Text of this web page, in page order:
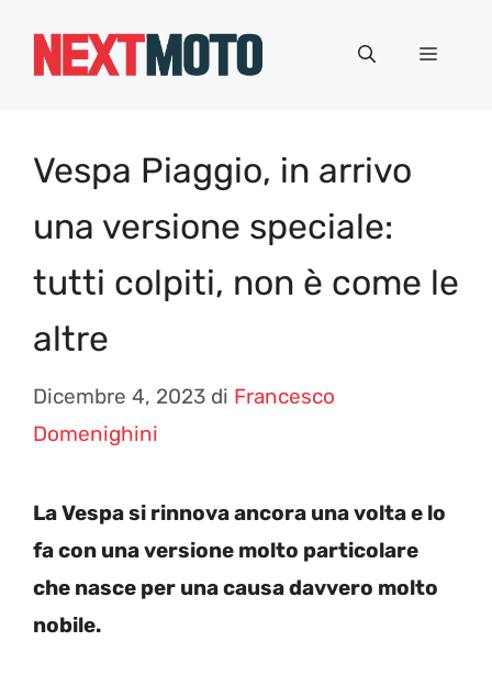
Menu
Vespa Piaggio, in arrivo
una versione speciale:
tutti colpiti, non è come le
altre
Dicembre 4, 2023 di Francesco
Domenighini
La Vespa si rinnova ancora una volta e lo
fa con una versione molto particolare
che nasce per una causa davvero molto
nobile.